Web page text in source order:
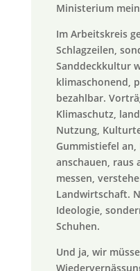
Ministerium
Im Arbeitskreis
Schlagzeilen,
Sanddeckkultur
klimaschonend,
bezahlbar.
Klimaschutz,
Nutzung,
Gummistiefel
anschauen, raus
messen,
Landwirtschaft.
Ideologie,
Schuhen.
Und ja, wir